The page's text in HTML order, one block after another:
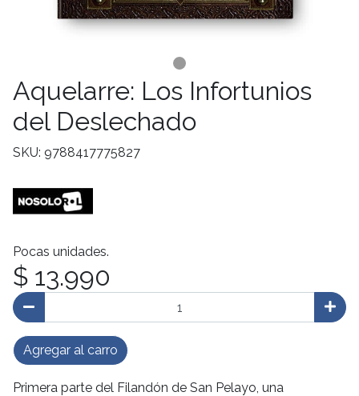
Aquelarre: Los Infortunios
del Deslechado
SKU: 9788417775827
Pocas unidades.
$ 13.990
Agregar al carro
Primera parte del Filandón de San Pelayo, una